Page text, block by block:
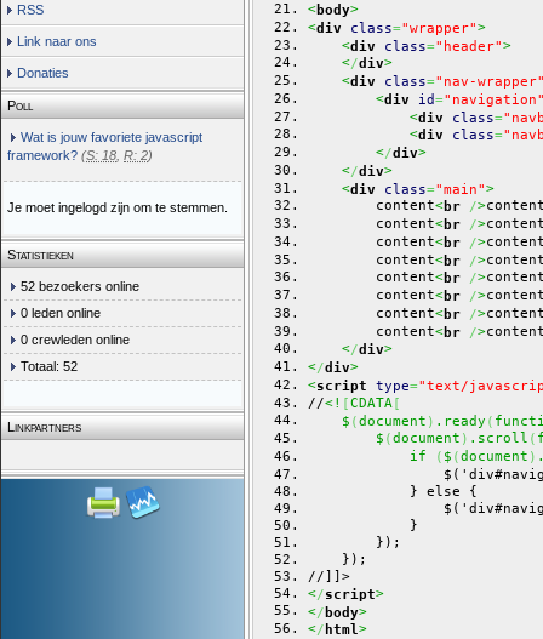
RSS
Link naar ons
Donaties
Poll
Wat is jouw favoriete javascript
framework? (S: 18 R: 2)
Je moet ingelogd zijn om te stemmen.
Statistieken
52 bezoekers online
0 leden online
0 crewleden online
Totaal: 52
Linkpartners
<body>
<div class="wrapper">
<div class="header">
</div>
<div class="nav-
<div id=
<div class=
<div class=
</div>
</div>
<div class="main">
        content
<br />
        content
<br />
        content
<br />
        content
<br />
        content
<br />
        content
<br />
        content
<br />
        content
<br />
</div>
</div>
<script type="text/
//<! [CDATA [
    $
(document ) .ready (
        $
(document ) .scroll (
            if
( $ (document )
            } else {
            }
        });
    });
//]]>
</script>
</body>
</ html>